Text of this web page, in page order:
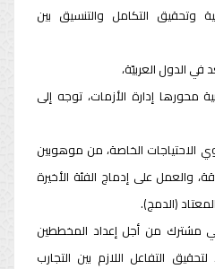
وتحقيق التكامل والتنسيق بين
في الدول العربيّة،
محورها إدارة الأزمات، توجه إلى
الاحتياجات الخاصة، من موهوبين
والعمل على إدماج الفئة الأخيرة
(الدمج).
مشترك من أجل إعداد المخططين
لتحقيق التفاعل اللازم بين التجارب